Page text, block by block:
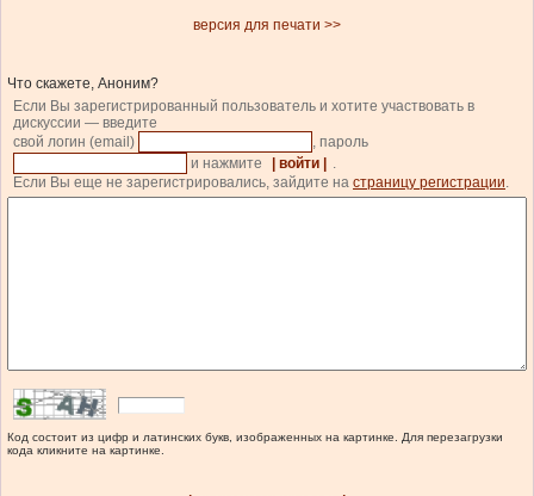
версия для печати >>
Что скажете, Аноним?
Если Вы зарегистрированный пользователь и хотите участвовать в
дискуссии — введите
свой логин (email)
, пароль
и нажмите
| войти |
.
Если Вы еще не зарегистрировались, зайдите на страницу регистрации.
Код состоит из цифр и латинских букв, изображенных на картинке. Для перезагрузки
кода кликните на картинке.